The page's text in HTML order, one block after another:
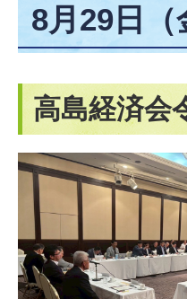
8月29日（
高島経済会